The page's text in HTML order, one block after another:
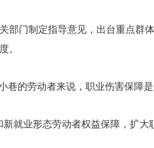
部门制定指导意见，出台重点群
。
的劳动者来说，职业伤害保障是
就业形态劳动者权益保障，扩大